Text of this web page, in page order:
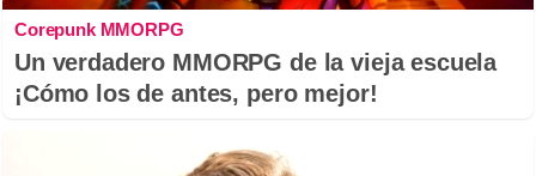
Corepunk MMORPG
Un verdadero MMORPG de la vieja escuela
¡Cómo los de antes, pero mejor!